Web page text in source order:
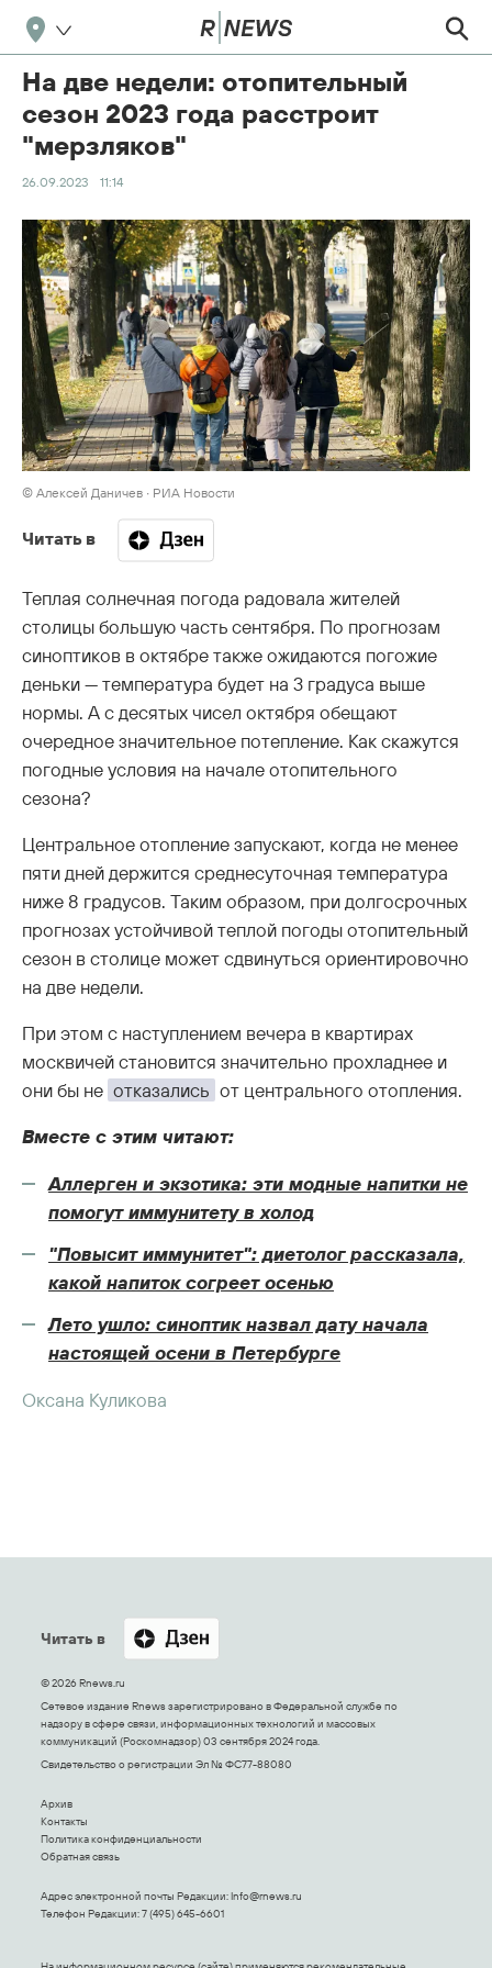
На две недели: отопительный
сезон 2023 года расстроит
"мерзляков"
26.09.2023 11:14
© Алексей Даничев ∙ РИА Новости
Читать в
Теплая солнечная погода радовала жителей
столицы большую часть сентября. По прогнозам
синоптиков в октябре также ожидаются погожие
деньки — температура будет на 3 градуса выше
нормы. А с десятых чисел октября обещают
очередное значительное потепление. Как скажутся
погодные условия на начале отопительного
сезона?
Центральное отопление запускают, когда не менее
пяти дней держится среднесуточная температура
ниже 8 градусов. Таким образом, при долгосрочных
прогнозах устойчивой теплой погоды отопительный
сезон в столице может сдвинуться ориентировочно
на две недели.
При этом с наступлением вечера в квартирах
москвичей становится значительно прохладнее и
они бы не отказались от центрального отопления.
Вместе с этим читают:
Аллерген и экзотика: эти модные напитки не
помогут иммунитету в холод
"Повысит иммунитет": диетолог рассказала,
какой напиток согреет осенью
Лето ушло: синоптик назвал дату начала
настоящей осени в Петербурге
Оксана Куликова
Читать в
© 2026 Rnews.ru
Сетевое издание Rnews зарегистрировано в Федеральной службе по
надзору в сфере связи, информационных технологий и массовых
коммуникаций (Роскомнадзор) 03 сентября 2024 года.
Свидетельство о регистрации Эл № ФС77-88080
Архив
Контакты
Политика конфиденциальности
Обратная связь
Адрес электронной почты Редакции:Info@rnews.ru
Телефон Редакции: 7 (495) 645-6601